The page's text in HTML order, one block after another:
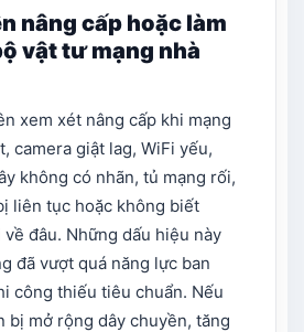
nâng cấp hoặc làm
vật tư mạng nhà
xem xét nâng cấp khi mạng
camera giật lag, WiFi yếu,
không có nhãn, tủ mạng rối,
liên tục hoặc không biết
đâu. Những dấu hiệu này
đã vượt quá năng lực ban
công thiếu tiêu chuẩn. Nếu
bị mở rộng dây chuyền, tăng